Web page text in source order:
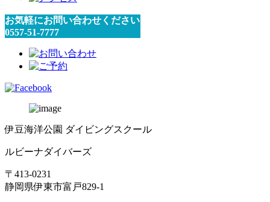
お気軽にお問い合わせください
0557-51-7777
伊豆海洋公園 ダイビングスクール
ルビーナダイバーズ
〒413-0231
静岡県伊東市富戸829-1